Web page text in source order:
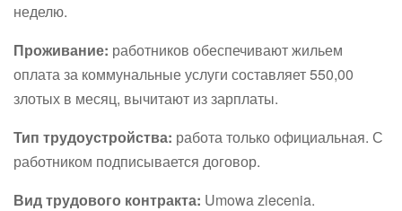
неделю.
Проживание: работников обеспечивают жильем
оплата за коммунальные услуги составляет 550,00
злотых в месяц, вычитают из зарплаты.
Тип трудоустройства: работа только официальная. С
работником подписывается договор.
Вид трудового контракта: Umowa zlecenia.